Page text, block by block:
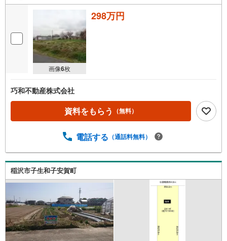
画像6枚
298万円
巧和不動産株式会社
資料をもらう （無料）
電話する （通話料無料）
稲沢市子生和子安賀町